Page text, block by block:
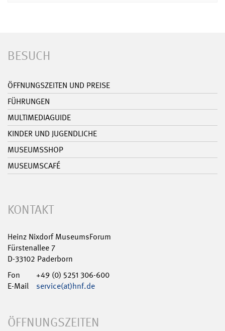
BESUCH
ÖFFNUNGSZEITEN UND PREISE
FÜHRUNGEN
MULTIMEDIAGUIDE
KINDER UND JUGENDLICHE
MUSEUMSSHOP
MUSEUMSCAFÉ
KONTAKT
Heinz Nixdorf MuseumsForum
Fürstenallee 7
D-33102 Paderborn
Fon
+49 (0) 5251 306-600
E-Mail
service(at)hnf.de
ÖFFNUNGSZEITEN